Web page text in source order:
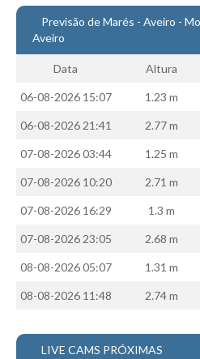
Costa da Caparica - Praia Norte HD
Costa da Caparica - Marcelino Beach
Costa da Caparica - Fonte da Telha HD
ALENTEJO / ALGARVE
Monte Clérigo HD - O sargo
Fuzeta
Fuzeta Vista Mar HD
MADEIRA
Laje, Contreiras e Ribeira da Janela HD
Previsão de Marés - Aveiro -
Aveiro
Data Altura
06-08-2026 15:07 1.23 m
06-08-2026 21:41 2.77 m
07-08-2026 03:44 1.25 m
07-08-2026 10:20 2.71 m
07-08-2026 16:29 1.3 m
07-08-2026 23:05 2.68 m
08-08-2026 05:07 1.31 m
08-08-2026 11:48 2.74 m
LIVE CAMS PRÓXIMAS